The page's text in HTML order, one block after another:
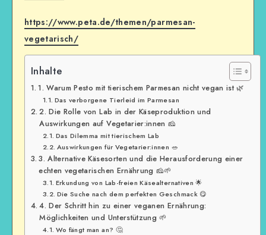
https://www.peta.de/themen/parmesan-
vegetarisch/
Inhalte
1. Warum Pesto mit tierischem Parmesan nicht vegan ist 🌿
Das verborgene Tierleid im Parmesan
2. Die Rolle von Lab in der Käseproduktion und
Auswirkungen auf Vegetarier:innen 🧀
Das Dilemma mit tierischem Lab
Auswirkungen für Vegetarier:innen 🥗
3. Alternative Käsesorten und die Herausforderung einer
echten vegetarischen Ernährung 🧀🌱
Erkundung von Lab-freien Käsealternativen 🌟
Die Suche nach dem perfekten Geschmack 😋
4. Der Schritt hin zu einer veganen Ernährung:
Möglichkeiten und Unterstützung 🌱
Wo fängt man an? 🤔